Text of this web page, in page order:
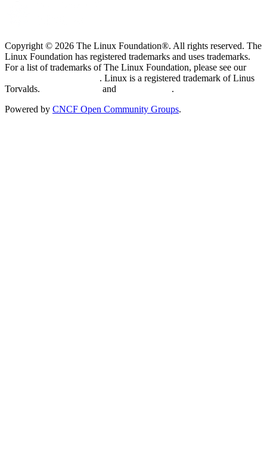
Copyright © 2026 The Linux Foundation®. All rights reserved. The
Linux Foundation has registered trademarks and uses trademarks.
For a list of trademarks of The Linux Foundation, please see our
. Linux is a registered trademark of Linus
Torvalds.
and
.
Powered by CNCF Open Community Groups.